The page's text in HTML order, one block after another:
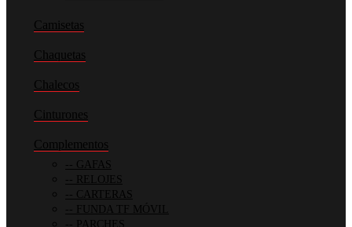
Camisetas
Chaquetas
Chalecos
Cinturones
Complementos
GAFAS
RELOJES
CARTERAS
FUNDA TF MÓVIL
PARCHES